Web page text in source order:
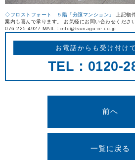
◇フロストフォート ５階「分譲マンション」
上記物
案内も喜んで承ります。 お気軽にお問い合わせくださ
076-225-4927 MAIL：info@tsunagu-re.co.jp
お電話からも受け付け
TEL：0120-
前へ
一覧に戻る